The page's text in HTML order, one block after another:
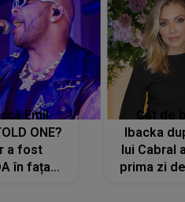
Emil
ONE?
a fost
în fața
Cât de
Ibacka
lui Cabral
prima zi